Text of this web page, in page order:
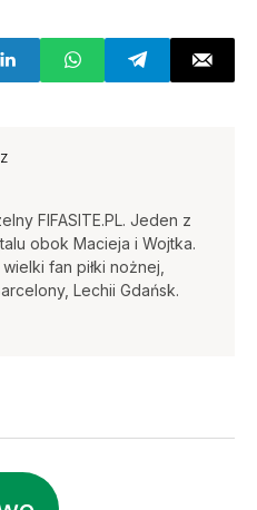
FIFASITE.PL. Jeden z
obok Macieja i Wojtka.
fan piłki nożnej,
Lechii Gdańsk.